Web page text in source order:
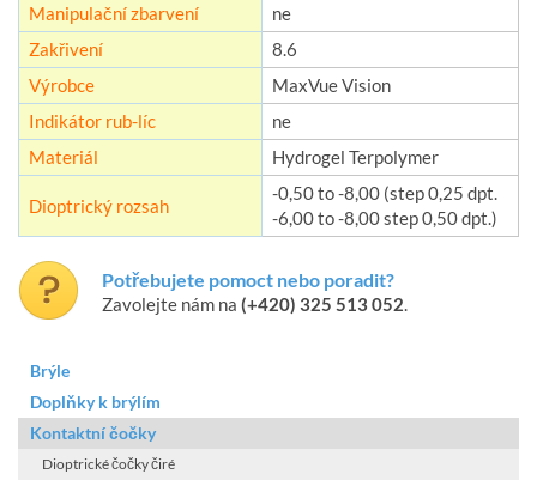
Manipulační zbarvení
ne
Zakřivení
8.6
Výrobce
MaxVue Vision
Indikátor rub-líc
ne
Materiál
Hydrogel Terpolymer
Dioptrický rozsah
-0,50 to -8,00 (step 0,25 dpt.
-6,00 to -8,00 step 0,50 dpt.)
Potřebujete pomoct nebo poradit?
Zavolejte nám na (+420) 325 513 052.
Brýle
Doplňky k brýlím
Kontaktní čočky
Dioptrické čočky čiré